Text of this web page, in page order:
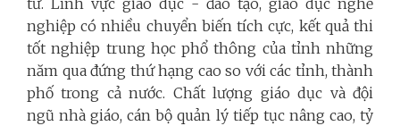
tư. Lĩnh vực giáo dục - đào tạo, giáo dục nghề
nghiệp có nhiều chuyển biến tích cực, kết quả thi
tốt nghiệp trung học phổ thông của tỉnh những
năm qua đứng thứ hạng cao so với các tỉnh, thành
phố trong cả nước. Chất lượng giáo dục và đội
ngũ nhà giáo, cán bộ quản lý tiếp tục nâng cao, tỷ